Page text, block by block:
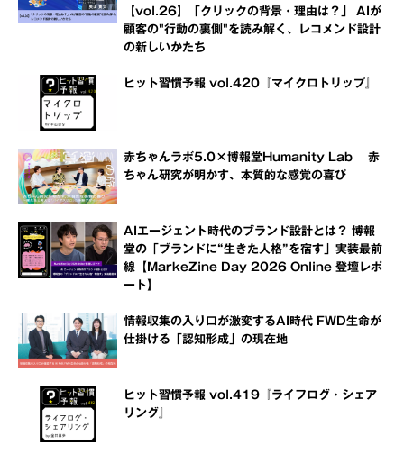
【vol.26】「クリックの背景・理由は？」 AIが
顧客の"行動の裏側"を読み解く、レコメンド設計
の新しいかたち
ヒット習慣予報 vol.420『マイクロトリップ』
赤ちゃんラボ5.0×博報堂Humanity Lab 赤
ちゃん研究が明かす、本質的な感覚の喜び
AIエージェント時代のブランド設計とは？ 博報
堂の「ブランドに“生きた人格”を宿す」実装最前
線【MarkeZine Day 2026 Online 登壇レポ
ート】
情報収集の入り口が激変するAI時代 FWD生命が
仕掛ける「認知形成」の現在地
ヒット習慣予報 vol.419『ライフログ・シェア
リング』